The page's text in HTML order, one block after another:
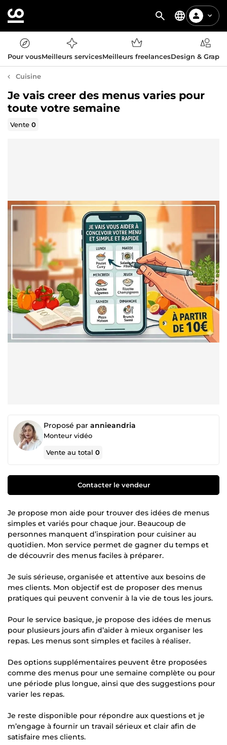
Pour vousMeilleurs servicesMeilleurs freelancesDesign &
Cuisine
Je vais creer des menus varies pour
toute votre semaine
Vente0
Proposé par annieandria
Monteur vidéo
Vente au total0
Contacter le vendeur
Je propose mon aide pour trouver des idées de menus
simples et variés pour chaque jour. Beaucoup de
personnes manquent d’inspiration pour cuisiner au
quotidien. Mon service permet de gagner du temps et
de découvrir des menus faciles à préparer.
Je suis sérieuse, organisée et attentive aux besoins de
mes clients. Mon objectif est de proposer des menus
pratiques qui peuvent convenir à la vie de tous les jours.
Pour le service basique, je propose des idées de menus
pour plusieurs jours afin d’aider à mieux organiser les
repas. Les menus sont simples et faciles à réaliser.
Des options supplémentaires peuvent être proposées
comme des menus pour une semaine complète ou pour
une période plus longue, ainsi que des suggestions pour
varier les repas.
Je reste disponible pour répondre aux questions et je
m’engage à fournir un travail sérieux et clair afin de
satisfaire mes clients.